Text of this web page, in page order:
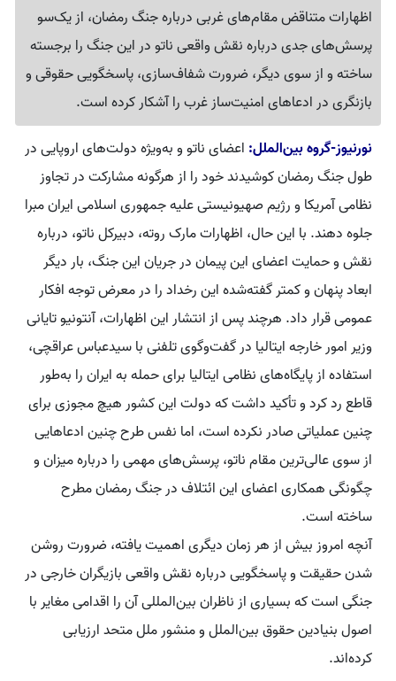
اظهارات متناقض مقام‌های غربی درباره جنگ رمضان، از یک‌سو
پرسش‌های جدی درباره نقش واقعی ناتو در این جنگ را برجسته
ساخته و از سوی دیگر، ضرورت شفاف‌سازی، پاسخگویی حقوقی و
بازنگری در ادعاهای امنیت‌ساز غرب را آشکار کرده است.
نورنیوز-گروه بین‌الملل: اعضای ناتو و به‌ویژه دولت‌های اروپایی در
طول جنگ رمضان کوشیدند خود را از هرگونه مشارکت در تجاوز
نظامی آمریکا و رژیم صهیونیستی علیه جمهوری اسلامی ایران مبرا
جلوه دهند. با این حال، اظهارات مارک روته، دبیرکل ناتو، درباره
نقش و حمایت اعضای این پیمان در جریان این جنگ، بار دیگر
ابعاد پنهان و کمتر گفته‌شده این رخداد را در معرض توجه افکار
عمومی قرار داد. هرچند پس از انتشار این اظهارات، آنتونیو تایانی
وزیر امور خارجه ایتالیا در گفت‌وگوی تلفنی با سیدعباس عراقچی،
استفاده از پایگاه‌های نظامی ایتالیا برای حمله به ایران را به‌طور
قاطع رد کرد و تأکید داشت که دولت این کشور هیچ مجوزی برای
چنین عملیاتی صادر نکرده است، اما نفس طرح چنین ادعاهایی
از سوی عالی‌ترین مقام ناتو، پرسش‌های مهمی را درباره میزان و
چگونگی همکاری اعضای این ائتلاف در جنگ رمضان مطرح
ساخته است.
آنچه امروز بیش از هر زمان دیگری اهمیت یافته، ضرورت روشن
شدن حقیقت و پاسخگویی درباره نقش واقعی بازیگران خارجی در
جنگی است که بسیاری از ناظران بین‌المللی آن را اقدامی مغایر با
اصول بنیادین حقوق بین‌الملل و منشور ملل متحد ارزیابی
کرده‌اند.